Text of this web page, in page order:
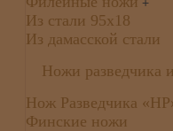
Из стали 95х18
Из дамасской стали
Ножи
Нож Разведчика
Финские ножи